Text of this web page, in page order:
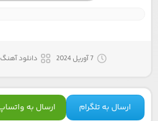
7 آوریل 2024 دانلود آهنگ
ارسال به تلگرام ارسال به